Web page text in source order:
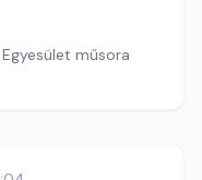
műsora